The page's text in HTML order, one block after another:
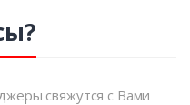
свяжутся с Вами